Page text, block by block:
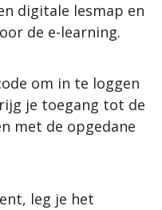
digitale lesmap en
de e-learning.
om in te loggen
je toegang tot de
met de opgedane
leg je het